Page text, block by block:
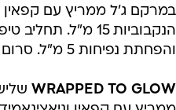
והפחתת נפיחות 5 מ"ל. סרום עוצמתי למראה עור צעיר 15 מ"ל. מחיר - 250 ₪
WRAPPED TO GLOW